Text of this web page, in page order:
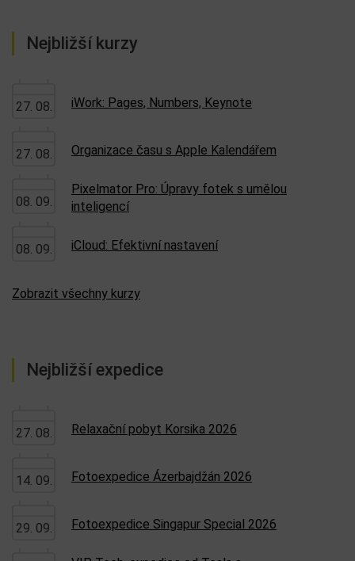
Nejbližší kurzy
27. 08. iWork: Pages, Numbers, Keynote
27. 08. Organizace času s Apple Kalendářem
08. 09.
Pixelmator Pro: Úpravy fotek s umělou
inteligencí
08. 09. iCloud: Efektivní nastavení
Zobrazit všechny kurzy
Nejbližší expedice
27. 08. Relaxační pobyt Korsika 2026
14. 09. Fotoexpedice Ázerbajdžán 2026
29. 09. Fotoexpedice Singapur Special 2026